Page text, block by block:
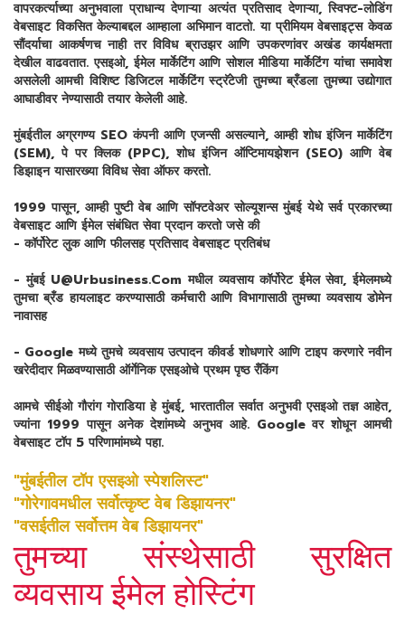
वापरकर्त्याच्या अनुभवाला प्राधान्य देणाऱ्या अत्यंत प्रतिसाद देणाऱ्या, स्विफ्ट-लोडिंग
वेबसाइट विकसित केल्याबद्दल आम्हाला अभिमान वाटतो. या प्रीमियम वेबसाइट्स केवळ
सौंदर्याचा आकर्षणच नाही तर विविध ब्राउझर आणि उपकरणांवर अखंड कार्यक्षमता
देखील वाढवतात. एसइओ, ईमेल मार्केटिंग आणि सोशल मीडिया मार्केटिंग यांचा समावेश
असलेली आमची विशिष्ट डिजिटल मार्केटिंग स्ट्रॅटेजी तुमच्या ब्रँडला तुमच्या उद्योगात
आघाडीवर नेण्यासाठी तयार केलेली आहे.
मुंबईतील अग्रगण्य SEO कंपनी आणि एजन्सी असल्याने, आम्ही शोध इंजिन मार्केटिंग
(SEM), पे पर क्लिक (PPC), शोध इंजिन ऑप्टिमायझेशन (SEO) आणि वेब
डिझाइन यासारख्या विविध सेवा ऑफर करतो.
1999 पासून, आम्ही पुष्टी वेब आणि सॉफ्टवेअर सोल्यूशन्स मुंबई येथे सर्व प्रकारच्या
वेबसाइट आणि ईमेल संबंधित सेवा प्रदान करतो जसे की
- कॉर्पोरेट लुक आणि फीलसह प्रतिसाद वेबसाइट प्रतिबंध
- मुंबई U@Urbusiness.Com मधील व्यवसाय कॉर्पोरेट ईमेल सेवा, ईमेलमध्ये
तुमचा ब्रँड हायलाइट करण्यासाठी कर्मचारी आणि विभागासाठी तुमच्या व्यवसाय डोमेन
नावासह
- Google मध्ये तुमचे व्यवसाय उत्पादन कीवर्ड शोधणारे आणि टाइप करणारे नवीन
खरेदीदार मिळवण्यासाठी ऑर्गेनिक एसइओचे प्रथम पृष्ठ रँकिंग
आमचे सीईओ गौरांग गोराडिया हे मुंबई, भारतातील सर्वात अनुभवी एसइओ तज्ञ आहेत,
ज्यांना 1999 पासून अनेक देशांमध्ये अनुभव आहे. Google वर शोधून आमची
वेबसाइट टॉप 5 परिणामांमध्ये पहा.
"मुंबईतील टॉप एसइओ स्पेशलिस्ट"
"गोरेगावमधील सर्वोत्कृष्ट वेब डिझायनर"
"वसईतील सर्वोत्तम वेब डिझायनर"
तुमच्या संस्थेसाठी सुरक्षित
व्यवसाय ईमेल होस्टिंग